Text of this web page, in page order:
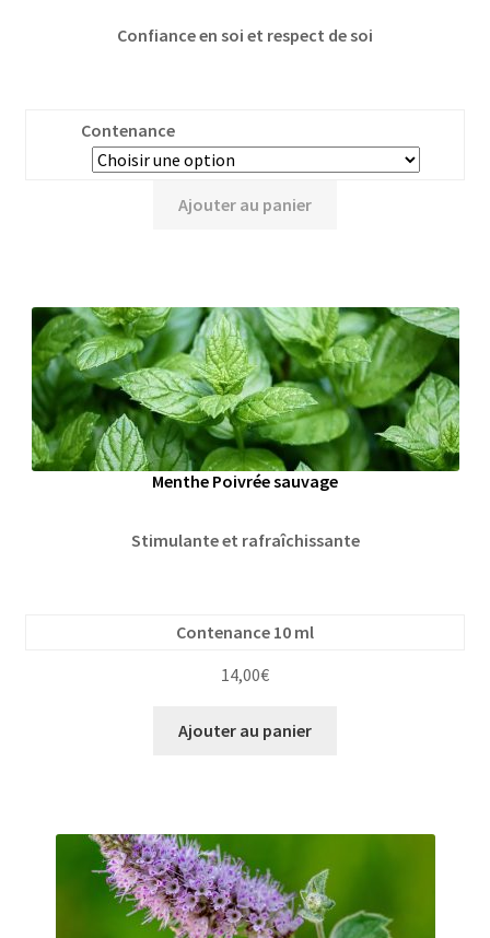
Confiance en soi et respect de soi
Contenance
Ajouter au panier
Menthe Poivrée sauvage
Stimulante et rafraîchissante
Contenance 10 ml
14,00€
Ajouter au panier